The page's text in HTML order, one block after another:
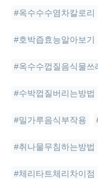
#옥수수수염차칼로리
#호박즙효능알아보기
#옥수수껍질음식물쓰
#수박껍질버리는방법
#밀가루음식부작용
#취나물무침하는방법
#체리타트체리차이점